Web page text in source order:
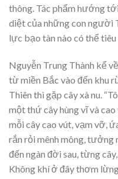
thông. Tác phẩm hướng
diệt của những con người
lực bạo tàn nào có thể
Nguyễn Trung Thành kể
từ miền Bắc vào đến khu
Thiên thì gặp cây xà nu.
một thứ cây hùng vĩ và
mỗi cây cao vút, vạm vỡ,
rắn rỏi mênh mông, tưởng
đến ngàn đời sau, từng
Không khí ở đây thơm